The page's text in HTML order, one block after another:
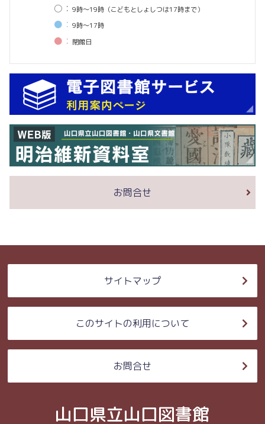
○： 9時〜19時（こどもとしょしつは17時まで）
●： 9時〜17時
●： 閉館⽇
お問合せ
サイトマップ
このサイトの利用について
お問合せ
山口県立山口図書館